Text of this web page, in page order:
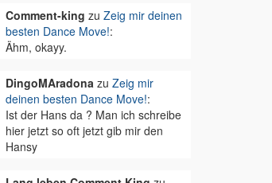
Comment-king zu Zeig mir deinen
besten Dance Move!:
Ähm, okayy.
DingoMAradonazu Zeig mir
deinen besten Dance Move!:
Ist der Hans da ? Man ich schreibe
hier jetzt so oft jetzt gib mir den
Hansy